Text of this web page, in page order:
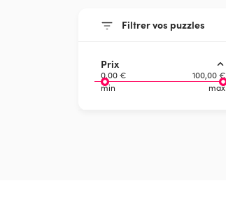
Filtrer vos puzzles
Prix
0,00 €
100,00 €
min
max